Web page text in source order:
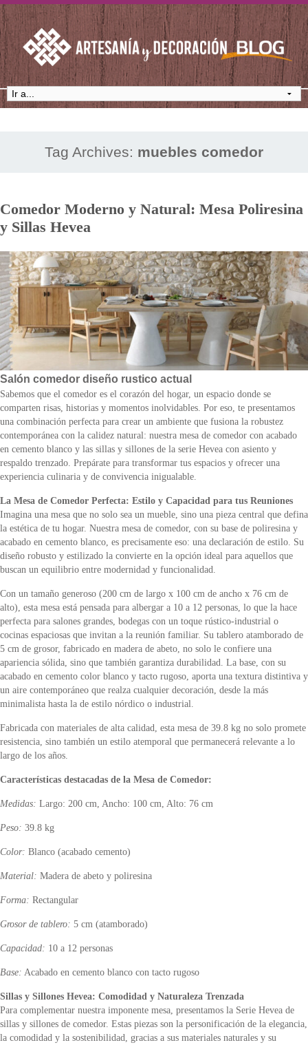
Tag Archives: muebles comedor
Comedor Moderno y Natural: Mesa Poliresina
y Sillas Hevea
Salón comedor diseño rustico actual
Sabemos que el comedor es el corazón del hogar, un espacio donde se
comparten risas, historias y momentos inolvidables. Por eso, te presentamos
una combinación perfecta para crear un ambiente que fusiona la robustez
contemporánea con la calidez natural: nuestra mesa de comedor con acabado
en cemento blanco y las sillas y sillones de la serie Hevea con asiento y
respaldo trenzado. Prepárate para transformar tus espacios y ofrecer una
experiencia culinaria y de convivencia inigualable.
La Mesa de Comedor Perfecta: Estilo y Capacidad para tus Reuniones
Imagina una mesa que no solo sea un mueble, sino una pieza central que defina
la estética de tu hogar. Nuestra mesa de comedor, con su base de poliresina y
acabado en cemento blanco, es precisamente eso: una declaración de estilo. Su
diseño robusto y estilizado la convierte en la opción ideal para aquellos que
buscan un equilibrio entre modernidad y funcionalidad.
Con un tamaño generoso (200 cm de largo x 100 cm de ancho x 76 cm de
alto), esta mesa está pensada para albergar a 10 a 12 personas, lo que la hace
perfecta para salones grandes, bodegas con un toque rústico-industrial o
cocinas espaciosas que invitan a la reunión familiar. Su tablero atamborado de
5 cm de grosor, fabricado en madera de abeto, no solo le confiere una
apariencia sólida, sino que también garantiza durabilidad. La base, con su
acabado en cemento color blanco y tacto rugoso, aporta una textura distintiva y
un aire contemporáneo que realza cualquier decoración, desde la más
minimalista hasta la de estilo nórdico o industrial.
Fabricada con materiales de alta calidad, esta mesa de 39.8 kg no solo promete
resistencia, sino también un estilo atemporal que permanecerá relevante a lo
largo de los años.
Características destacadas de la Mesa de Comedor:
Medidas: Largo: 200 cm, Ancho: 100 cm, Alto: 76 cm
Peso: 39.8 kg
Color: Blanco (acabado cemento)
Material: Madera de abeto y poliresina
Forma: Rectangular
Grosor de tablero: 5 cm (atamborado)
Capacidad: 10 a 12 personas
Base: Acabado en cemento blanco con tacto rugoso
Sillas y Sillones Hevea: Comodidad y Naturaleza Trenzada
Para complementar nuestra imponente mesa, presentamos la Serie Hevea de
sillas y sillones de comedor. Estas piezas son la personificación de la elegancia,
la comodidad y la sostenibilidad, gracias a sus materiales naturales y su